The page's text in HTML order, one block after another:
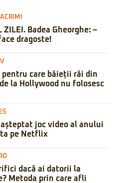
ZILEI. Badea Gheorghe: –
dragoste!
pentru care băieții răi din
la Hollywood nu folosesc
așteptat joc video al anului
pe Netflix
dacă ai datorii la
Metoda prin care afli